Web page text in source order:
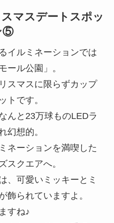
マスデートスポッ
⑤
イルミネーションでは
ール公園」。
スマスに限らずカップ
トです。
んと23万球ものLEDラ
幻想的。
ネーションを満喫した
スクエアへ。
、可愛いミッキーとミ
飾られていますよ。
すね♪